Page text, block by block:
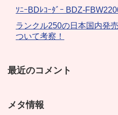
ｿﾆｰBDﾚｺｰﾀﾞｰ BDZ-
ランクル250の日本国内発
ついて考察！
最近のコメント
メタ情報